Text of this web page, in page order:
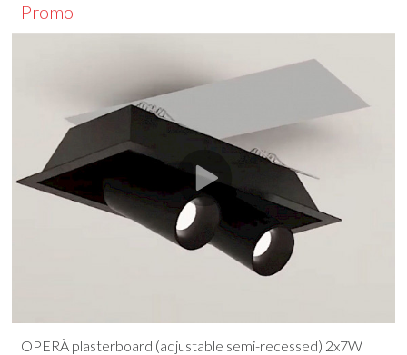
Promo
OPERÀ plasterboard (adjustable semi-recessed) 2x7W